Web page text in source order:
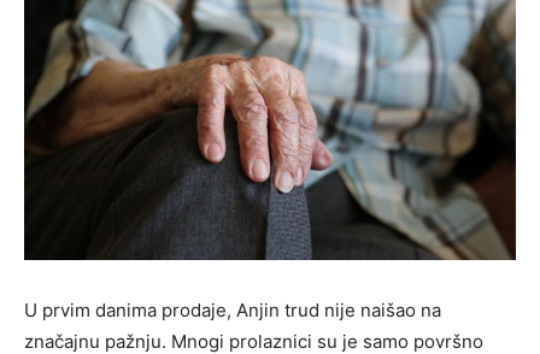
U prvim danima prodaje, Anjin trud nije naišao na
značajnu pažnju. Mnogi prolaznici su je samo površno